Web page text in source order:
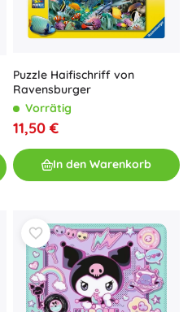
Puzzle Haifischriff von
Ravensburger
Vorrätig
11,50 €
In den Warenkorb